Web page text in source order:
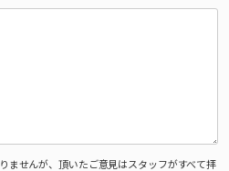
ませんが、頂いたご意見はスタッフがすべて拝